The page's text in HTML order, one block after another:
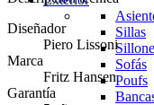
Sillas
Sofás
Poufs
Diseñador
Piero Lissoni
Marca
Fritz Hansen
Garantía